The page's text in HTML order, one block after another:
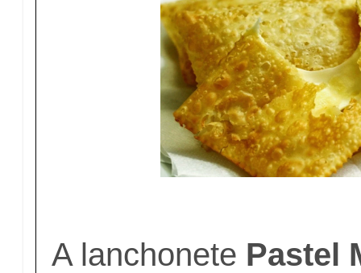
A lanchonete Pastel